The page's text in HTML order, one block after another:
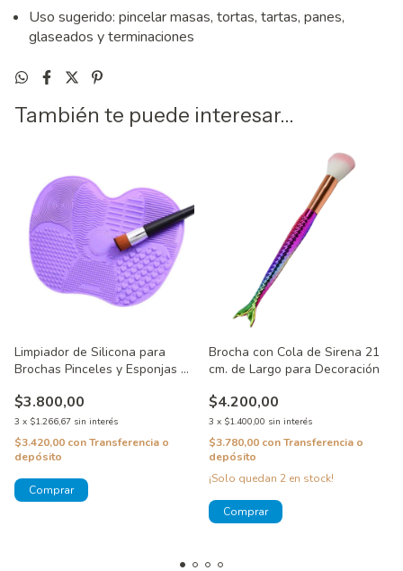
Uso sugerido: pincelar masas, tortas, tartas, panes,
glaseados y terminaciones
También te puede interesar...
Limpiador de Silicona para
Brochas Pinceles y Esponjas 2
$3.800,00
3 x $1.266,67 sin interés
$3.420,00 conTransferencia o
depósito
Brocha con Cola de Sirena 21
cm. de Largo para Decoración
$4.200,00
3 x $1.400,00 sin interés
$3.780,00 conTransferencia o
depósito
¡Solo quedan 2 en stock!